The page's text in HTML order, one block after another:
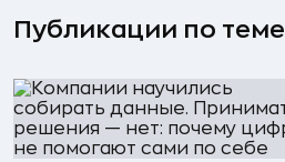
Публикации по теме